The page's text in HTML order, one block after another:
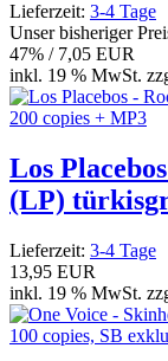
Lieferzeit: 3-4 Tage
Unser bisheriger
47% / 7,05 EUR
inkl. 19 % MwSt.
Los
(LP)
Lieferzeit: 3-4 Tage
13,95 EUR
inkl. 19 % MwSt.